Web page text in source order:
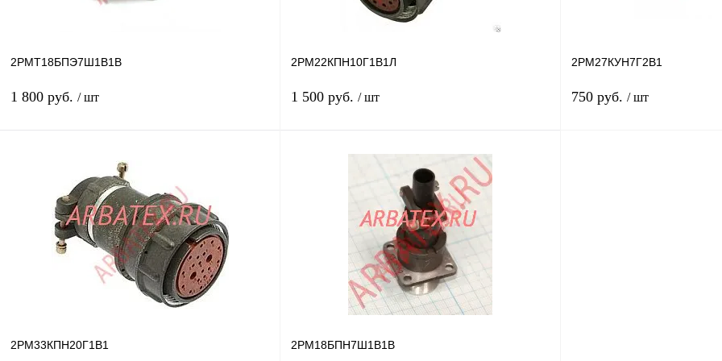
2РМТ18БПЭ7Ш1В1В
1 800 руб. / шт
Купить в 1 клик Сравнение
В избранное Под заказ
2РМ22КПН10Г1В1Л
1 500 руб. / шт
В корзину
Сравнение
наличии
2РМ27КУН7Г2В1
750 руб. / шт
2РМ33КПН20Г1В1 2РМ18БПН7Ш1В1В